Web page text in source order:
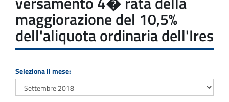
maggiorazione del 10,5%
dell'aliquota ordinaria dell'Ires
Seleziona il mese: